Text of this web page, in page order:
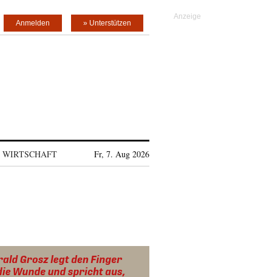
» Unterstützen
Anmelden
WIRTSCHAFT Fr, 7. Aug 2026